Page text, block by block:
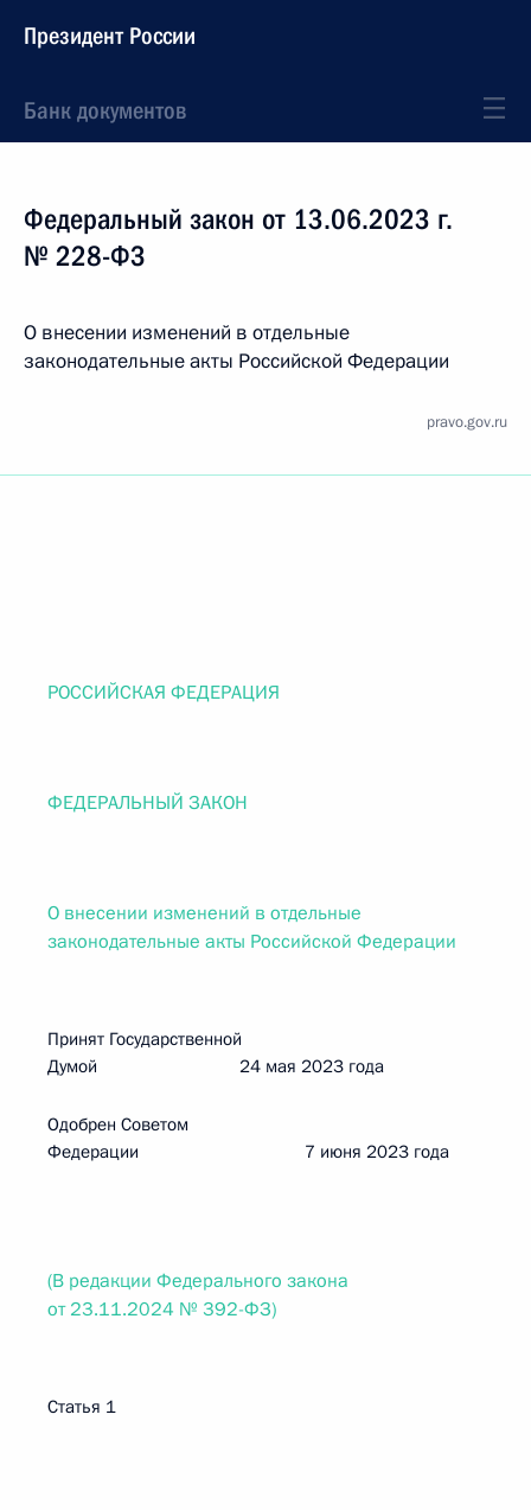
Президент России
Банк документов
Федеральный закон от 13.06.2023 г.
№ 228-ФЗ
О внесении изменений в отдельные
законодательные акты Российской Федерации
pravo.gov.ru
РОССИЙСКАЯ ФЕДЕРАЦИЯ
ФЕДЕРАЛЬНЫЙ ЗАКОН
О внесении изменений в отдельные
законодательные акты Российской Федерации
Принят Государственной
Думой 24 мая 2023 года
Одобрен Советом
Федерации 7 июня 2023 года
(В редакции Федерального закона
от 23.11.2024 № 392-ФЗ)
Статья 1